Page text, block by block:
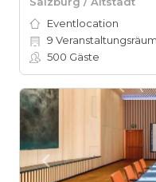
Eventlocation
9
500 Gäste